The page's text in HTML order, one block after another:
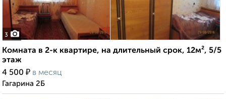
3
Комната в 2-к квартире, на длительный срок, 12м², 5/5
этаж
4 500 ₽ в месяц
Гагарина 2Б